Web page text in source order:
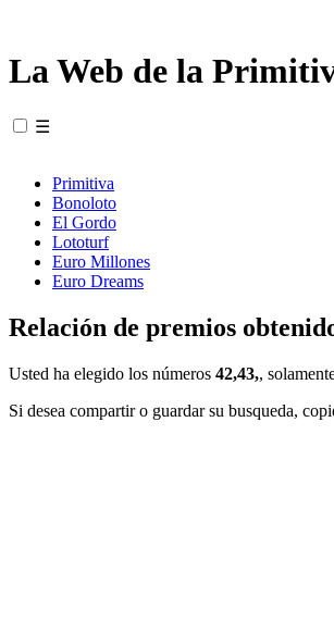
La Web de la
☰
Primitiva
Bonoloto
El Gordo
Lototurf
Euro Millones
Euro Dreams
Relación de premios
Usted ha elegido los números 42,43,,
Si desea compartir o guardar su busqueda,